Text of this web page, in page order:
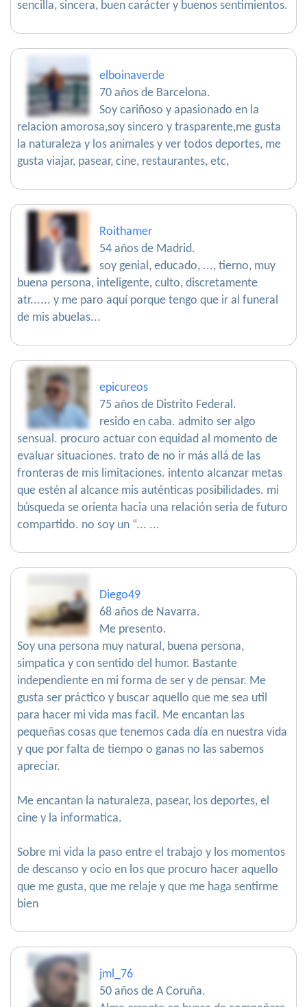
sencilla, sincera, buen carácter y buenos sentimientos.
elboinaverde
70 años de Barcelona.
Soy cariñoso y apasionado en la
relacion amorosa,soy sincero y trasparente,me gusta
la naturaleza y los animales y ver todos deportes, me
gusta viajar, pasear, cine, restaurantes, etc,
Roithamer
54 años de Madrid.
soy genial, educado, ..., tierno, muy
buena persona, inteligente, culto, discretamente
atr...... y me paro aquí porque tengo que ir al funeral
de mis abuelas...
epicureos
75 años de Distrito Federal.
resido en caba. admito ser algo
sensual. procuro actuar con equidad al momento de
evaluar situaciones. trato de no ir más allá de las
fronteras de mis limitaciones. intento alcanzar metas
que estén al alcance mis auténticas posibilidades. mi
búsqueda se orienta hacia una relación seria de futuro
compartido. no soy un “... ...
Diego49
68 años de Navarra.
Me presento.
Soy una persona muy natural, buena persona,
simpatica y con sentido del humor. Bastante
independiente en mi forma de ser y de pensar. Me
gusta ser práctico y buscar aquello que me sea util
para hacer mi vida mas facil. Me encantan las
pequeñas cosas que tenemos cada día en nuestra vida
y que por falta de tiempo o ganas no las sabemos
apreciar.
Me encantan la naturaleza, pasear, los deportes, el
cine y la informatica.
Sobre mi vida la paso entre el trabajo y los momentos
de descanso y ocio en los que procuro hacer aquello
que me gusta, que me relaje y que me haga sentirme
bien
jml_76
50 años de A Coruña.